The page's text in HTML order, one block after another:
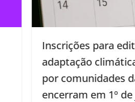
de projetos de
desenvolvidos
da Paraíba se
de julho